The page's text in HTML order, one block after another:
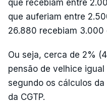
que recebiam entre
que auferiam entre
26.880 recebiam 3.000
Ou seja, cerca de 2%
pensão de velhice
segundo os cálculos
da CGTP.